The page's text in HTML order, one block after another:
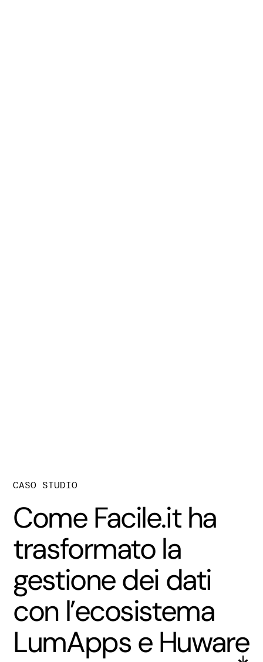
CASO STUDIO
Come Facile.it ha
trasformato la
gestione dei dati
con l’ecosistema
LumApps e Huware